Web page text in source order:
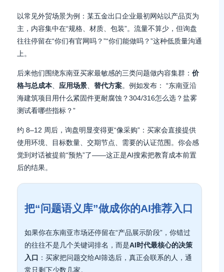
以常见外贸场景为例：某五金出口企业最初网站以产品页为
主，内容集中在“规格、材质、包装”。流量不算少，但询盘
往往停留在“你们有官网吗？”“你们能做吗？”这种低质量沟通
上。
后来他们围绕东南亚买家最敏感的三类问题做内容集群： 价
格与总成本
应用场景 替代方案。例如发布： “东南亚沿
海建筑项目用什么紧固件更耐腐蚀？304/316怎么选？盐雾
测试看哪些指标？”
约 8–12 周后，询盘明显变得更“像采购”：买家会直接提供
使用环境、目标数量、交期节点、需要的认证范围。你会感
觉到对话被提前“预热”了——这正是AI搜索把教育成本前置
后的结果。
把“问题语义库”做成你的AI推荐入口
如果你在东南亚市场还停留在“产品展示阶段”，你错过
的往往不是几个关键词排名，而是AI时代最核心的决策
入口 ：买家把问题交给AI筛选后，真正会联系的人，通
常只剩下少数几家。